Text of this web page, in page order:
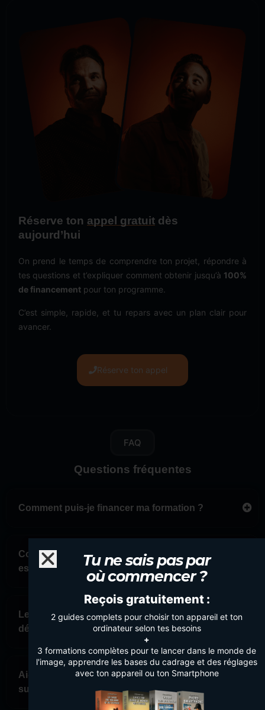
Réserve ton appel gratuit dès
aujourd’hui
On prend le temps de comprendre ton projet, répondre à
tes questions et t’expliquer comment obtenir jusqu’à 100%
de financement pour ton programme.
C’est simple, rapide, et tu repars avec un plan clair pour
avancer.
Réserve ton appel
FAQ
Questions fréquentes
Comment puis-je financer ma formation ?
Combien de temps ai-je accès à la formation, et
est-ce que je peux avancer à mon rythme ?
Les formations conviennent-elles aux
débutants ?
Ai-je besoin d’un matériel spécifique pour
suivre une formation photo ou vidéo ?
Tu ne sais pas par
où commencer ?
Reçois gratuitement :
2 guides complets pour choisir ton appareil et ton
ordinateur selon tes besoins
+
3 formations complètes pour te lancer dans le monde de
l'image, apprendre les bases du cadrage et des réglages
avec ton appareil ou ton Smartphone